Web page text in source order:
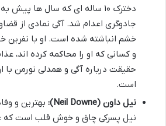
دخترک ۱۰ ساله ای که سال ها پیش
جادوگری اعدام شد. آگی نمادی از
خشم انباشته شده است. او با نفرین
و کسانی که او را محاکمه کرده اند،
حقیقت درباره آگی و همدلی نورمن با
است.
نیل داون (Neil Downe):
بهترین و
نیل پسرکی چاق و خوش قلب است که